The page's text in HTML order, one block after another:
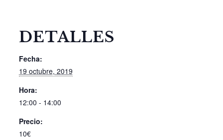
DETALLES
Fecha:
19 octubre, 2019
Hora:
12:00 - 14:00
Precio:
10€